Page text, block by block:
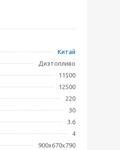
Китай
Дизтопливо
11500
12500
220
30
3.6
4
900х670х790